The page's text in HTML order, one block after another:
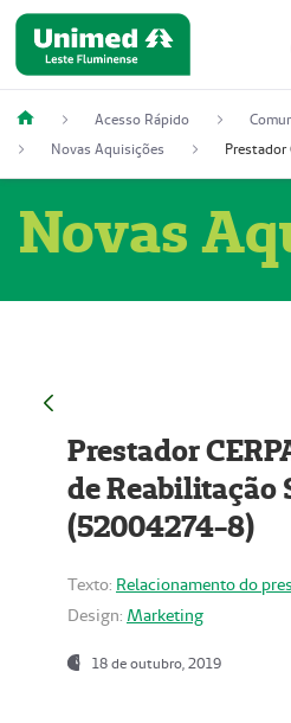
Acesso Rápido
Novas Aquisições
Novas
Prestador
de Reabilitação
(52004274-8)
Texto: Relacionamento do
Design: Marketing
18 de outubro, 2019